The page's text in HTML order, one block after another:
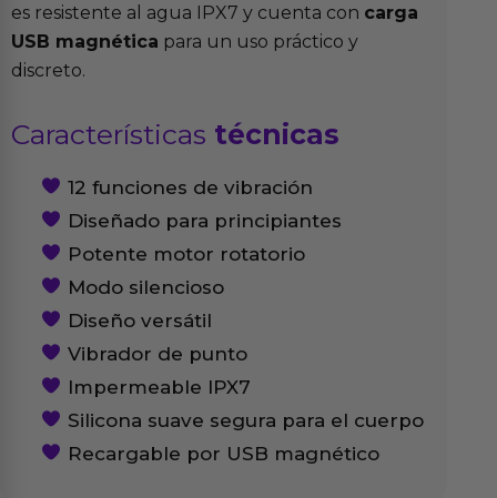
es resistente al agua IPX7 y cuenta con carga
USB magnética para un uso práctico y
discreto.
Características técnicas
12 funciones de vibración
Diseñado para principiantes
Potente motor rotatorio
Modo silencioso
Diseño versátil
Vibrador de punto
Impermeable IPX7
Silicona suave segura para el cuerpo
Recargable por USB magnético